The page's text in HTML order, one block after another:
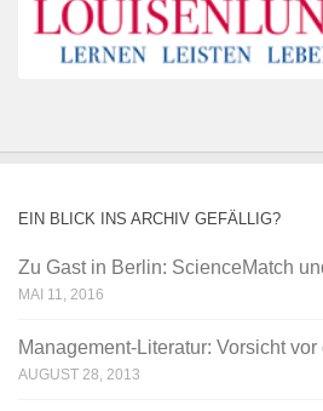
EIN BLICK INS ARCHIV GEFÄLLIG?
Zu Gast in Berlin: ScienceMatch
MAI 11, 2016
Management-Literatur: Vorsicht vor
AUGUST 28, 2013